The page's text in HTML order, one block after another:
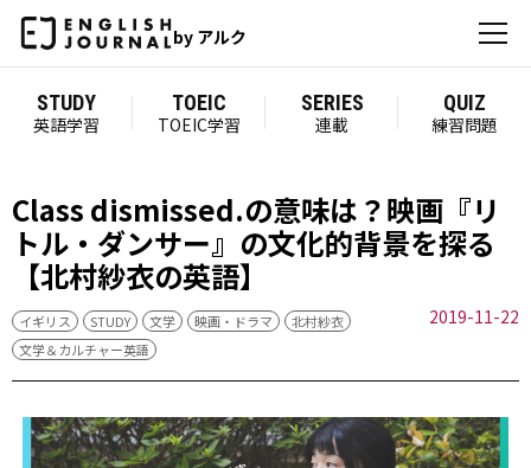
by アルク
STUDY
英語学習
TOEIC
TOEIC学習
SERIES
連載
QUIZ
練習問題
Class dismissed.の意味は？映画『リ
トル・ダンサー』の文化的背景を探る
【北村紗衣の英語】
イギリス STUDY 文学 映画・ドラマ
北村紗衣
文学＆カルチャー英語
2019-11-22